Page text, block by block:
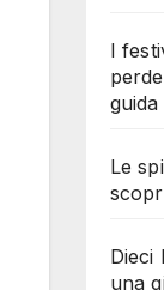
I
Le
Dieci
una